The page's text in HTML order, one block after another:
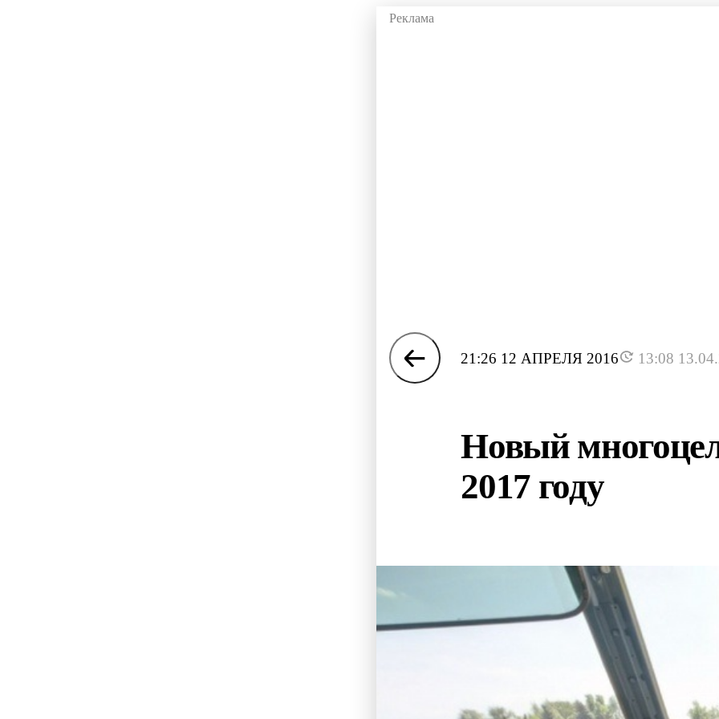
21:26 12 АПРЕЛЯ 2016 13:08
Новый
2017 году